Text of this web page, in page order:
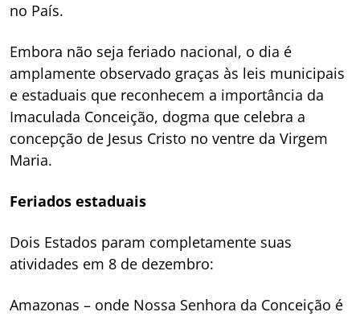
no País.
Embora não seja feriado nacional, o dia é
amplamente observado graças às leis municipais
e estaduais que reconhecem a importância da
Imaculada Conceição, dogma que celebra a
concepção de Jesus Cristo no ventre da Virgem
Maria.
Feriados estaduais
Dois Estados param completamente suas
atividades em 8 de dezembro:
Amazonas – onde Nossa Senhora da Conceição é